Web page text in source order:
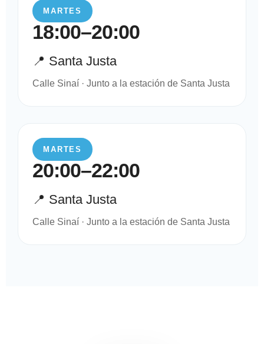
MARTES
18:00–20:00
📍 Santa Justa
Calle Sinaí · Junto a la estación de Santa Justa
MARTES
20:00–22:00
📍 Santa Justa
Calle Sinaí · Junto a la estación de Santa Justa